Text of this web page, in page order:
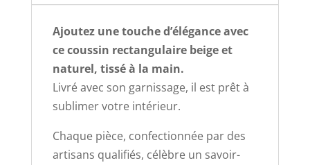
Ajoutez une touche d’élégance avec
ce coussin rectangulaire beige et
naturel, tissé à la main.
Livré avec son garnissage, il est prêt à
sublimer votre intérieur.
Chaque pièce, confectionnée par des
artisans qualifiés, célèbre un savoir-